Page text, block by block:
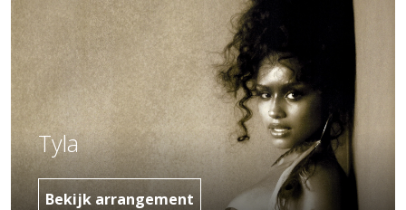
Tyla
Bekijk arrangement